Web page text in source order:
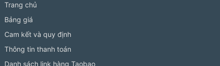
Trang chủ
Bảng giá
Cam kết và quy định
Thông tin thanh toán
Danh sách link hàng Taobao